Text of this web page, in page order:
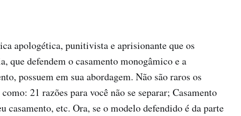
apologética, punitivista e aprisionante que os
que defendem o casamento monogâmico e a
possuem em sua abordagem. Não são raros os
21 razões para você não se separar; Casamento
casamento, etc. Ora, se o modelo defendido é da parte